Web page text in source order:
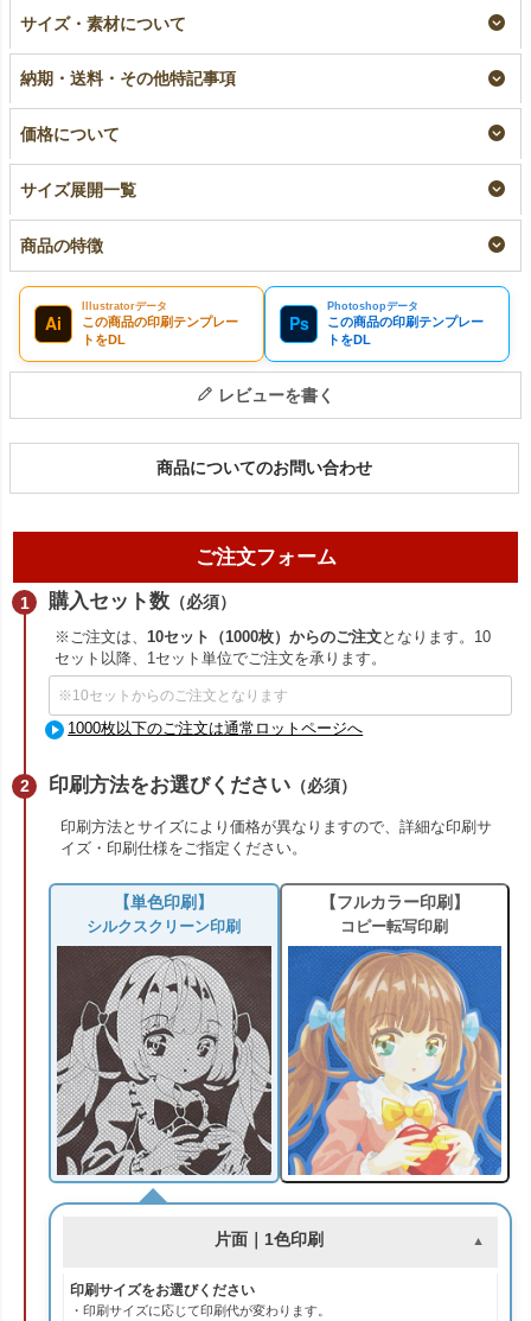
ナップサック｜子ども
名入れ
袋｜100枚入
リピーター専用名入れ
¥8,030税込
ップサック 100枚入
（1000枚以上専用）
¥7,700税込
サイズ・素材について
納期・送料・その他特記事項
価格について
サイズ展開一覧
商品の特徴
Ai
Illustratorデータ
この商品の印刷テンプレー
トをDL
Ps
Photoshopデータ
この商品の印刷テンプレー
トをDL
レビューを書く
商品についてのお問い合わせ
ご注文フォーム
購入セット数 （必須）
※ご注文は、10セット（1000枚）からのご注文となります。10
セット以降、1セット単位でご注文を承ります。
1000枚以下のご注文は通常ロットページへ
印刷方法をお選びください （必須）
印刷方法とサイズにより価格が異なりますので、詳細な印刷サ
イズ・印刷仕様をご指定ください。
【単色印刷】
シルクスクリーン印刷
【フルカラー印刷】
コピー転写印刷
片面｜1色印刷
印刷サイズをお選びください
・印刷サイズに応じて印刷代が変わります。